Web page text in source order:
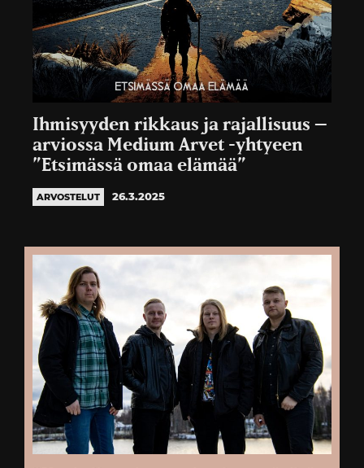
Ihmisyyden rikkaus ja rajallisuus –
arviossa Medium Arvet -yhtyeen
”Etsimässä omaa elämää”
ARVOSTELUT 26.3.2025